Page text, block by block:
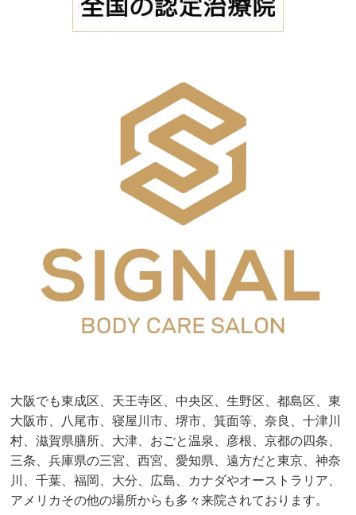
大阪でも東成区、天王寺区、中央区、生野区、都島区、東
大阪市、八尾市、寝屋川市、堺市、箕面等、奈良、十津川
村、滋賀県膳所、大津、おごと温泉、彦根、京都の四条、
三条、兵庫県の三宮、西宮、愛知県、遠方だと東京、神奈
川、千葉、福岡、大分、広島、カナダやオーストラリア、
アメリカその他の場所からも多々来院されております。